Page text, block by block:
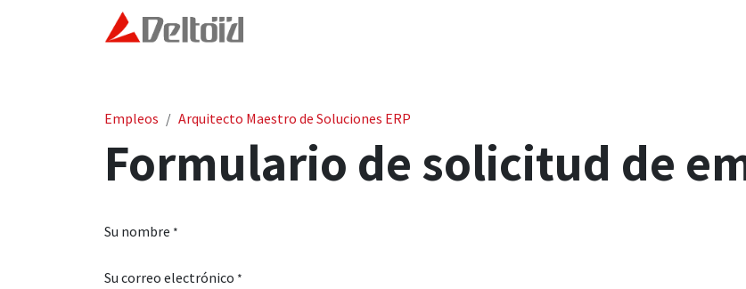
Empleos Arquitecto Maestro de Soluciones ERP
Formulario de solicitud de
Su nombre *
Su correo electrónico *